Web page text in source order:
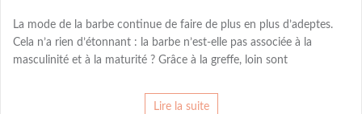
La mode de la barbe continue de faire de plus en plus d’adeptes.
Cela n’a rien d’étonnant : la barbe n’est-elle pas associée à la
masculinité et à la maturité ? Grâce à la greffe, loin sont
Lire la suite